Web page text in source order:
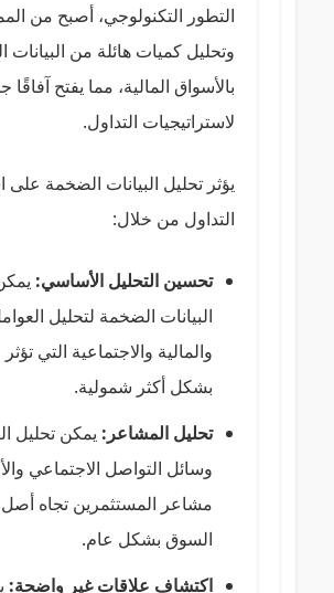
التطور التكنولوجي، أصبح من
وتحليل كميات هائلة من البيانات
بالأسواق المالية، مما يفتح آفاقًا
لاستراتيجيات التداول.
يؤثر تحليل البيانات الضخمة على
التداول من خلال:
تحسين التحليل الأساسي:
البيانات الضخمة لتحليل
والمالية والاجتماعية التي
بشكل أكثر شمولية.
تحليل المشاعر: يمكن تحليل
وسائل التواصل الاجتماعي
مشاعر المستثمرين تجاه
السوق بشكل عام.
اكتشاف علاقات غير واضحة: